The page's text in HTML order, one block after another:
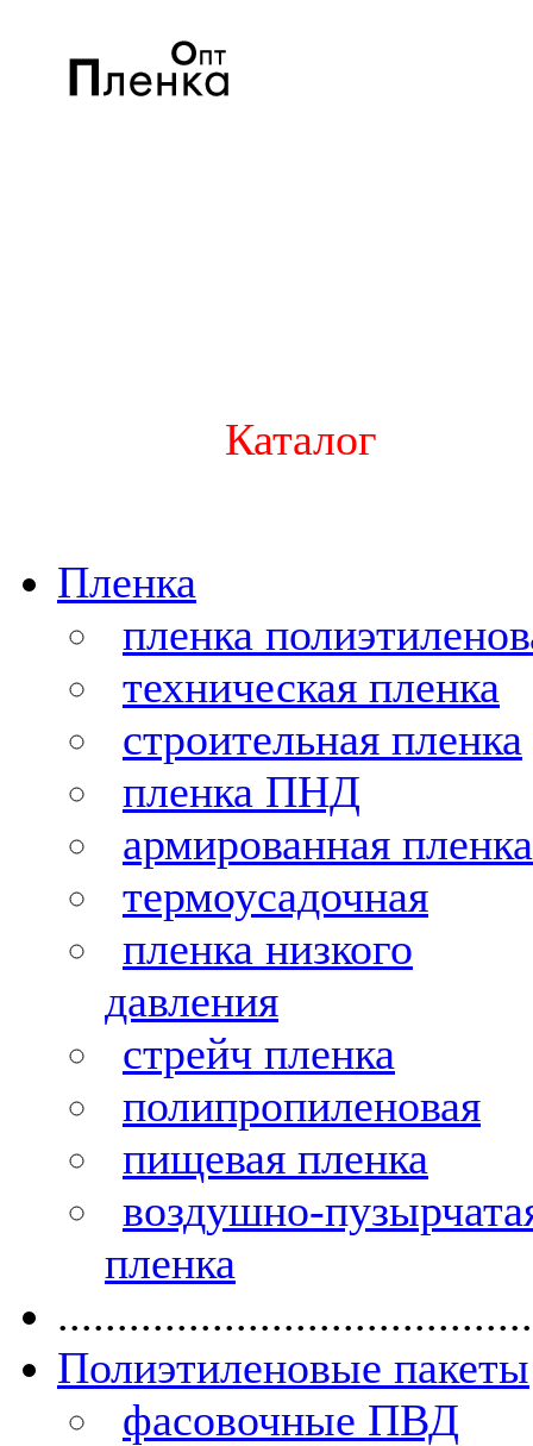
Каталог
Пленка
пленка
техническая пленка
строительная пленка
пленка ПНД
армированная пленка
термоусадочная
пленка низкого
давления
стрейч пленка
полипропиленовая
пищевая пленка
воздушно-
пленка
Полиэтиленовые пакеты
фасовочные ПВД